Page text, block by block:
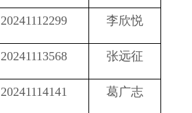
20241112299 李欣悦
20241113568 张远征
20241114141 葛广志